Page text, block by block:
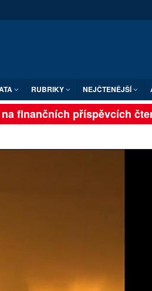
RUBRIKY NEJČTENĚJŠÍ
příspěvcích